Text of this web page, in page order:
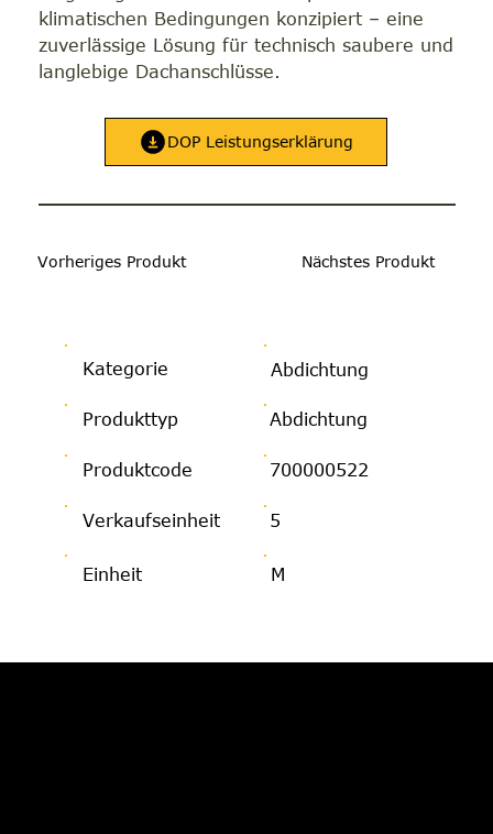
klimatischen Bedingungen konzipiert – eine
zuverlässige Lösung für technisch saubere und
langlebige Dachanschlüsse.
DOP Leistungserklärung
Kategorie
Produkttyp
Produktcode
Verkaufseinheit
Einheit
Abdichtung
700000522
5
M
Abdichtung
Vorheriges Produkt Nächstes Produkt